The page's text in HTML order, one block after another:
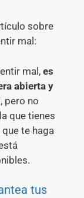
sobre
mal:
mal, es
abierta y
pero no
que tienes
te haga
tus